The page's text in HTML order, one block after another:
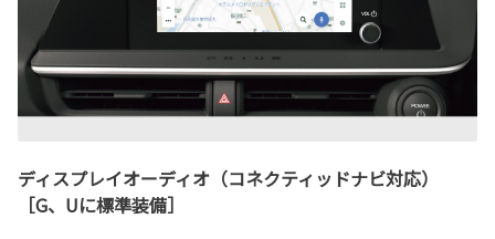
ディスプレイオーディオ（コネクティッドナビ対応）
［G、Uに標準装備］